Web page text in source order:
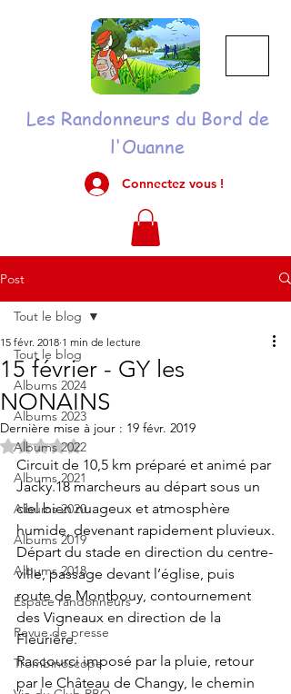
Les Randonneurs du Bord de
l'Ouanne
Connectez vous !
Post
Tout le blog
Albums 2024
Albums 2023
Albums 2022
Albums 2021
Albums 2020
Albums 2019
Albums 2018
Espace randonneurs
Revue de presse
Trombinoscope
Tout le blog
15 février - GY les
NONAINS
15 févr. 2018 1 min de lecture
Dernière mise à jour : 19 févr. 2019
Noté NaN étoiles sur 5.
Circuit de 10,5 km préparé et animé par
Jacky.18 marcheurs au départ sous un
ciel bien nuageux et atmosphère
humide, devenant rapidement pluvieux.
Départ du stade en direction du centre-
ville, passage devant l’église, puis
route de Montbouy, contournement
des Vigneaux en direction de la
Fleurière.
Raccourci imposé par la pluie, retour
par le Château de Changy, le chemin